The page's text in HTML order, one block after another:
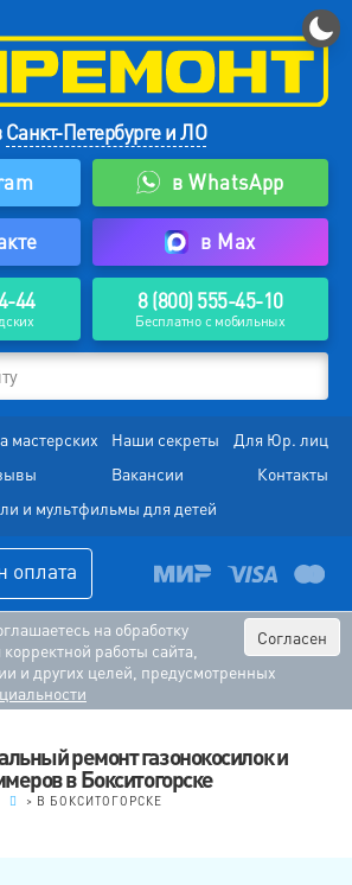
Санкт-Петербурге и ЛО
в WhatsApp
в Max
44 8 (800) 555-45-10
Бесплатно с мобильных
мастерских Наши секреты
Для Юр. лиц
Вакансии
Контакты
и мультфильмы для детей
оплата
Согласен
на обработку
работы сайта,
и других целей, предусмотренных
ремонт газонокосилок и
в Бокситогорске
> В БОКСИТОГОРСКЕ